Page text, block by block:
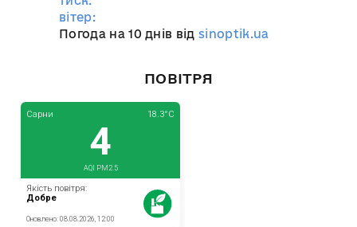
вітер:
Погода на 10 днів відsinoptik.ua
ПОВІТРЯ